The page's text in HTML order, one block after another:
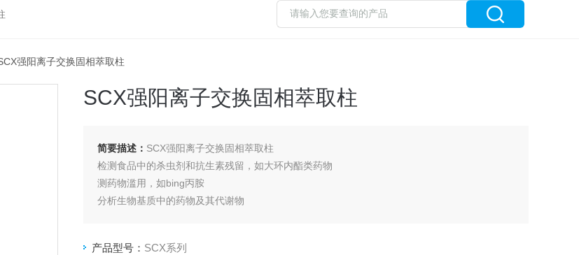
强阳离子交换固相萃取柱
SCX强阳离子交换固相萃取柱
简要描述： SCX强阳离子交换固相萃取柱
检测食品中的杀虫剂和抗生素残留，如大环内酯类药物
测药物滥用，如bing丙胺
分析生物基质中的药物及其代谢物
产品型号： SCX系列